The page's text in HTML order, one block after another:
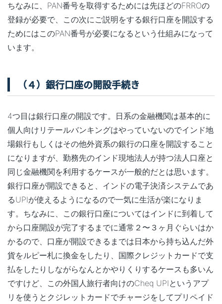
ちなみに、PAN番号を取得するためには先ほどのFRROの
登録が必要で、この次にご説明をする銀行口座を開設する
ためにはこのPAN番号が必要になるという仕組みになって
います。
（４）銀行口座の開設手続き
4つ目は銀行口座の開設です。日系の金融機関は基本的に
個人向けリテールバンキングはやっていないのでインド地
場銀行もしくはその他外資系の銀行の口座を開設すること
になりますが、勤務先のインド現地法人が持つ法人口座と
同じ金融機関を利用するケースが一般的だとは思います。
銀行口座が開設できると、インドの電子決済システムであ
るUPIが使えるようになるので一気に生活が楽になりま
す。ちなみに、この銀行口座についてはインドに到着して
から口座開設が完了するまでに通常２〜３ヶ月ぐらいはか
かるので、口座が開設できるまでは日本から持ち込んだ外
貨をルピー札に換金をしたり、国際クレジットカードで支
払をしたりしながらなんとかやりくりするケースも多いん
ですけど、この外国人旅行者向けのCheq UPIというアプ
リを使うとクジレットカードでチャージをしてプリペイド